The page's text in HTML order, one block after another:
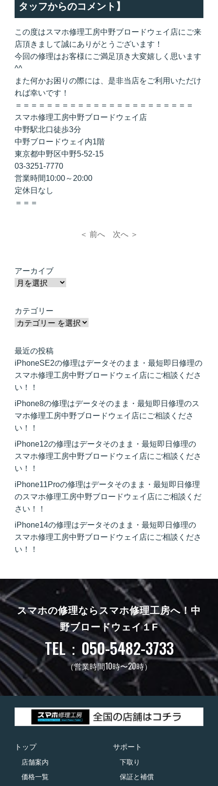
タッフからのコメント】
この度はスマホ修理工房中野ブロードウェイ店にご来
店頂きまして誠にありがとうございます！
今回の修理はお客様にご満足頂き大変嬉しく思います
^^
また何かお困りの際には、是非当店をご利用いただけ
れば幸いです！
＝＝＝＝＝＝＝＝＝＝＝＝＝＝＝＝＝＝＝＝＝＝＝
スマホ修理工房中野ブロードウェイ店
中野駅北口徒歩3分
中野ブロードウェイ内1階
東京都中野区中野5-52-15
03-3251-7770
営業時間10:00～20:00
定休日なし
＝＝＝
＜ 前へ 次へ ＞
アーカイブ
カテゴリー
最近の投稿
iPhoneSE2の修理はデータそのまま・最短即日修理の
スマホ修理工房中野ブロードウェイ店にご相談くださ
い！！
iPhone8の修理はデータそのまま・最短即日修理のス
マホ修理工房中野ブロードウェイ店にご相談くださ
い！！
iPhone12の修理はデータそのまま・最短即日修理の
スマホ修理工房中野ブロードウェイ店にご相談くださ
い！！
iPhone11Proの修理はデータそのまま・最短即日修理
のスマホ修理工房中野ブロードウェイ店にご相談くだ
さい！！
iPhone14の修理はデータそのまま・最短即日修理の
スマホ修理工房中野ブロードウェイ店にご相談くださ
い！！
スマホの修理ならスマホ修理工房へ！ 中
野ブロードウェイ１F
TEL：050-5482-3733
（営業時間10時〜20時）
トップ
店舗案内
価格一覧
サポート
下取り
保証と補償